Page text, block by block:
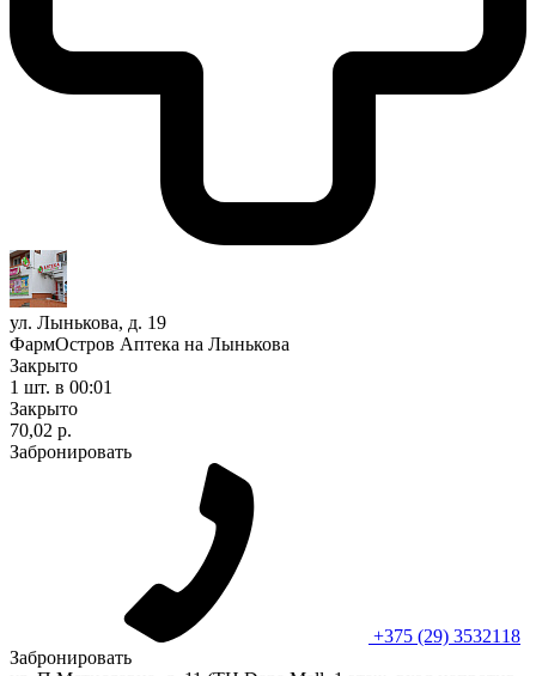
ул. Лынькова, д. 19
ФармОстров Аптека на Лынькова
Закрыто
1 шт. в 00:01
Закрыто
70,02 р.
Забронировать
+375 (29) 3532118
Забронировать